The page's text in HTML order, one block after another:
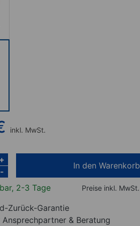
inkl. MwSt.
+
-
In den Warenkorb
2-3 Tage Preise inkl. MwSt.
Zurück-Garantie
& Beratung